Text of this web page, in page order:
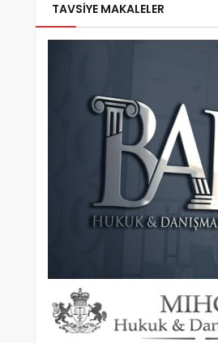
TAVSİYE MAKALELER